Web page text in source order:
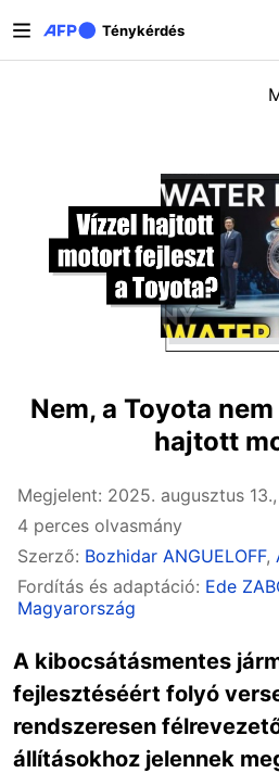
Ténykérdés
Elsődleges fülek
Nem, a Toyota
hajtott
Megjelent: 2025. augusztus
4 perces olvasmány
Szerző: Bozhidar ANGUELOFF,
Fordítás és adaptáció: Ede
Magyarország
A kibocsátásmentes
fejlesztéséért folyó
rendszeresen
állításokhoz jelennek